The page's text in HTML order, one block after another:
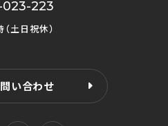
223
土日祝休）
い合わせ